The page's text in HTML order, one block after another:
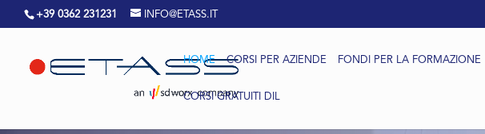
+39 0362 231231 INFO@ETASS.IT
HOME CORSI PER AZIENDE FONDI PER LA FORMAZIONE
CORSI GRATUITI DIL